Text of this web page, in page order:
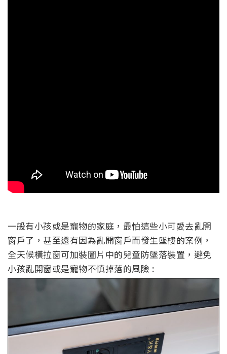
一般有小孩或是寵物的家庭，最怕這些小可愛去亂開
窗戶了，甚至還有因為亂開窗戶而發生墜樓的案例，
全天候橫拉窗可加裝圖片中的兒童防墜落裝置， 避免
小孩亂開窗或是寵物不慎掉落的風險 :